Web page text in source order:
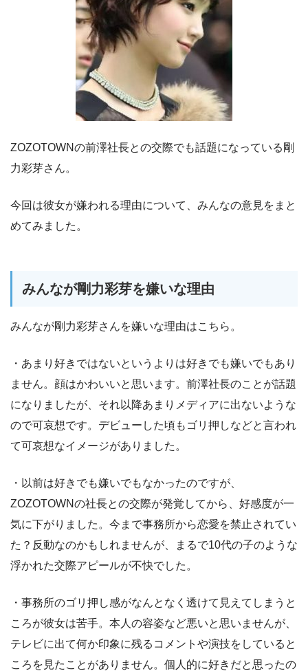
ZOZOTOWNの前澤社長との交際でも話題になっている剛
力彩芽さん。
今回は彼女が嫌われる理由について、みんなの意見をまと
めてみました。
みんなが剛力彩芽を嫌いな理由
みんなが剛力彩芽さんを嫌いな理由はこちら。
・あまり好きではないというよりは好きでも嫌いでもあり
ません。顔はかわいいと思います。前澤社長のことが話題
になりましたが、それ以降あまりメディアに出ないような
ので可哀想です。デビューした頃もゴリ押しなどと言われ
て可哀想なイメージがありました。
・以前は好きでも嫌いでもなかったのですが、
ZOZOTOWNの社長との交際が発覚してから、好感度が一
気に下がりました。今まで事務所から恋愛を禁止されてい
た？反動なのかもしれませんが、まるで10代の子のような
浮かれた交際アピールが不快でした。
・事務所のゴリ押し感がなんとなく透けて見えてしまうと
ころが彼女は苦手。本人の容姿など悪いと思いませんが、
テレビに出て何か印象に残るコメントや演技をしていると
ころを見たことがありません。個人的に好きだと思ったの